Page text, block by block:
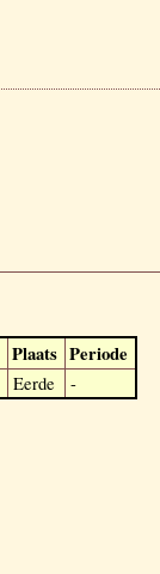
Plaats Periode
Eerde -